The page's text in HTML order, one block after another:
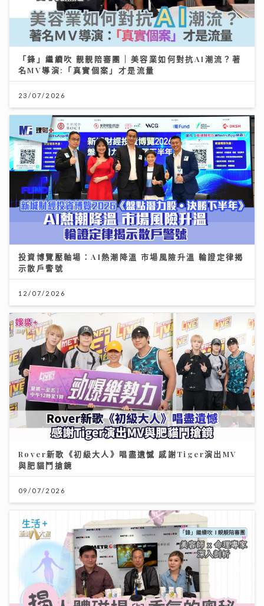
「鋒」繼續吹 靚靚陪審團 | 美容業如何對抗AI潮流？著
名MV導演:「真實個案」才是流量
23/07/2026
投資博覽壓軸場：AI熱潮降溫 市場風險升溫 輪證定律揭
示散戶警號
12/07/2026
Rover新歌《初級大人》唱盡遺憾 感謝Tiger演出MV
與肥貓鬥搶鏡
09/07/2026